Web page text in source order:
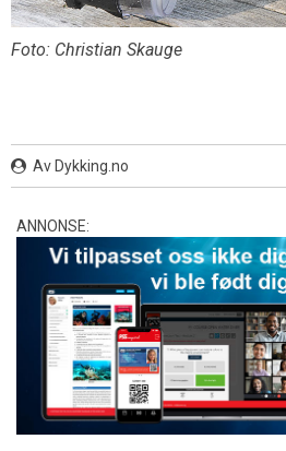
Foto: Christian Skauge
Av Dykking.no
ANNONSE: